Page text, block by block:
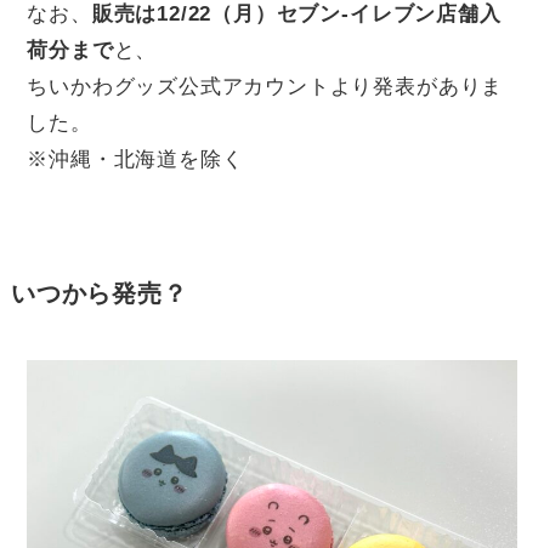
なお、 販売は12/22（月）セブン-イレブン店舗入
荷分までと、
ちいかわグッズ公式アカウントより発表がありま
した。
※沖縄・北海道を除く
いつから発売？